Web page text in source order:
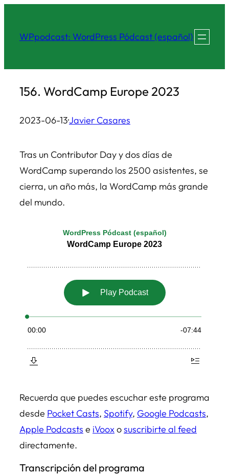
contenido
WPpodcast: WordPress Pódcast (español)
156. WordCamp Europe 2023
2023-06-13·Javier Casares
Tras un Contributor Day y dos días de
WordCamp superando los 2500 asistentes, se
cierra, un año más, la WordCamp más grande
del mundo.
Recuerda que puedes escuchar este programa
desde Pocket Casts, Spotify, Google Podcasts,
Apple Podcasts e iVooxosuscribirte al feed
directamente.
Transcripción del programa